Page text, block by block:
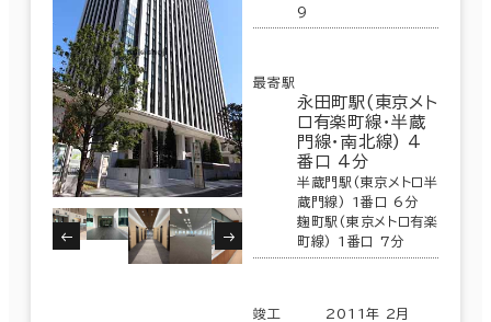
9
最寄駅
永田町駅(東京メト
ロ有楽町線･半蔵
門線･南北線) 4
番口 4分
半蔵門駅(東京メトロ半
蔵門線) 1番口 6分
麹町駅(東京メトロ有楽
町線) 1番口 7分
竣工 2011年 2月